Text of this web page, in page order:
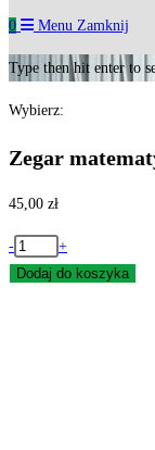
0 Menu Zamknij
Type then hit enter to
Wybierz:
Zegar
45,00 zł
ilość
Zegar
-
+
Dodaj do koszyka